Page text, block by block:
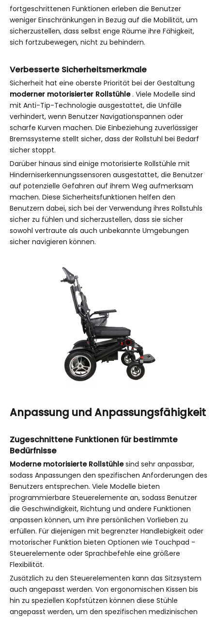
fortgeschrittenen Funktionen erleben die Benutzer
weniger Einschränkungen in Bezug auf die Mobilität, um
sicherzustellen, dass selbst enge Räume ihre Fähigkeit,
sich fortzubewegen, nicht zu behindern.
Verbesserte Sicherheitsmerkmale
Sicherheit hat eine oberste Priorität bei der Gestaltung
moderner motorisierter Rollstühle. Viele Modelle sind
mit Anti-Tip-Technologie ausgestattet, die Unfälle
verhindert, wenn Benutzer Navigationspannen oder
scharfe Kurven machen. Die Einbeziehung zuverlässiger
Bremssysteme stellt sicher, dass der Rollstuhl bei Bedarf
sicher stoppt.
Darüber hinaus sind einige motorisierte Rollstühle mit
Hinderniserkennungssensoren ausgestattet, die Benutzer
auf potenzielle Gefahren auf ihrem Weg aufmerksam
machen. Diese Sicherheitsfunktionen helfen den
Benutzern dabei, sich bei der Verwendung ihres Rollstuhls
sicher zu fühlen und sicherzustellen, dass sie sicher
sowohl vertraute als auch unbekannte Umgebungen
sicher navigieren können.
Anpassung und Anpassungsfähigkeit
Zugeschnittene Funktionen für bestimmte
Bedürfnisse
Moderne motorisierte Rollstühlesind sehr anpassbar,
sodass Anpassungen den spezifischen Anforderungen des
Benutzers entsprechen. Viele Modelle bieten
programmierbare Steuerelemente an, sodass Benutzer
die Geschwindigkeit, Richtung und andere Funktionen
anpassen können, um ihre persönlichen Vorlieben zu
erfüllen. Für diejenigen mit begrenzter Handlebigkeit oder
motorischer Funktion bieten Optionen wie Touchpad -
Steuerelemente oder Sprachbefehle eine größere
Flexibilität.
Zusätzlich zu den Steuerelementen kann das Sitzsystem
auch angepasst werden. Von ergonomischen Kissen bis
hin zu speziellen Kopfstützen können diese Stühle
angepasst werden, um den spezifischen medizinischen